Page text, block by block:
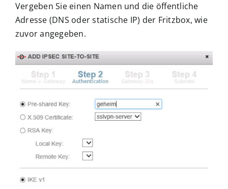
Vergeben Sie einen Namen und die öffentliche
Adresse (DNS oder statische IP) der Fritzbox, wie
zuvor angegeben.